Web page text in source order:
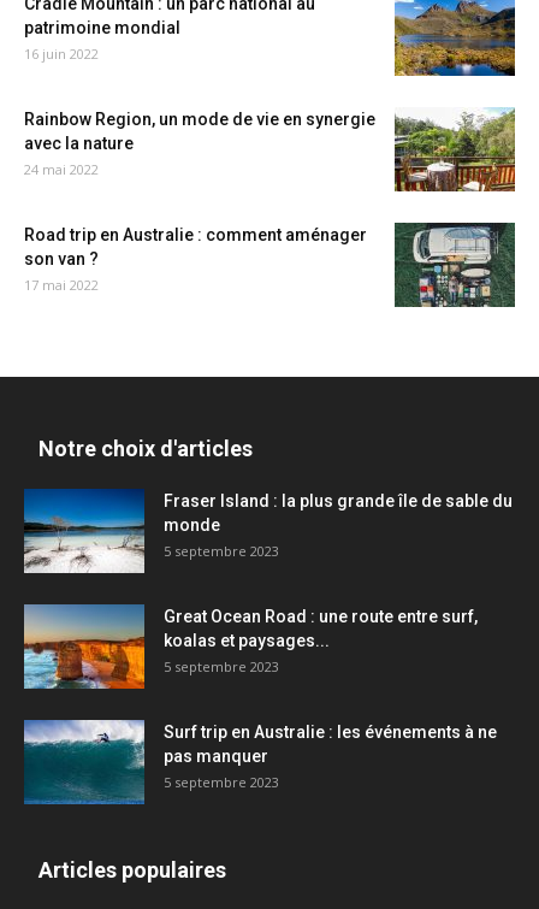
patrimoine mondial
16 juin 2022
Rainbow Region, un mode de vie en synergie
avec la nature
24 mai 2022
Road trip en Australie : comment aménager
son van ?
17 mai 2022
Notre choix d'articles
Fraser Island : la plus grande île de sable du
monde
5 septembre 2023
Great Ocean Road : une route entre surf,
koalas et paysages...
5 septembre 2023
Surf trip en Australie : les événements à ne
pas manquer
5 septembre 2023
Articles populaires